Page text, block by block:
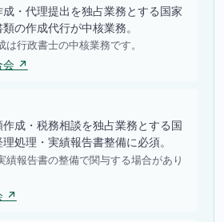
・代理提出を独占業務とする国家
の作成代行が中核業務。
行政書士の中核業務です。
会 ↗
成・税務相談を独占業務とする国
処理・実績報告書整備に必須。
績報告書の整備で関与する場合があり
↗